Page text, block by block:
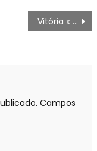
Vitória x Criciúma: ONDE ASSISTIR AO VIVO, BRASILEIRÃO SÉRIE B, HOJE (11/06), PALPITES, ESCALAÇÕES
Campos